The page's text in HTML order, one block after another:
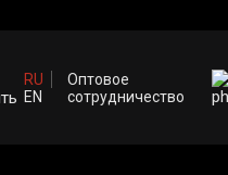
RU
EN
Оптовое
сотрудничество